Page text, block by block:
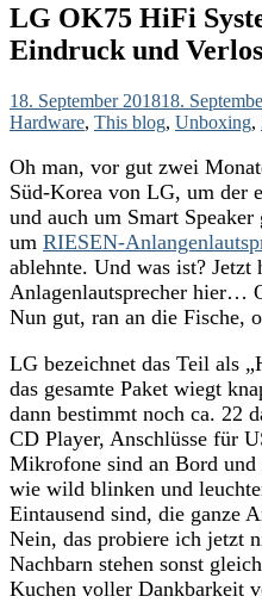
LG OK75 HiFi
Eindruck und
18. September 201818.
Hardware, This blog, Unboxing,
Oh man, vor gut zwei
Süd-Korea von LG, um der
und auch um Smart
um RIESEN-
ablehnte. Und was ist?
Anlagenlautsprecher hier…
Nun gut, ran an die Fische,
LG bezeichnet das Teil als
das gesamte Paket wiegt
dann bestimmt noch ca. 22
CD Player, Anschlüsse für
Mikrofone sind an Bord
wie wild blinken und
Eintausend sind, die ganze
Nein, das probiere ich jetzt
Nachbarn stehen sonst
Kuchen voller Dankbarkeit